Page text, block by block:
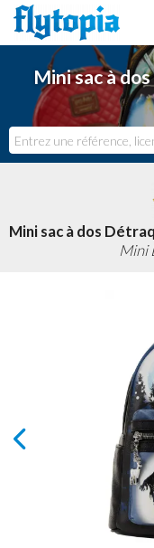
Mini sac à
Mini sac à dos
Mini